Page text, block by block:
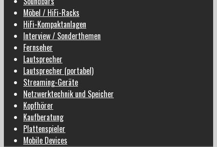
Möbel / HiFi-Racks
HiFi-Kompaktanlagen
Interview / Sonderthemen
Fernseher
Lautsprecher
Lautsprecher (portabel)
Streaming-Geräte
Netzwerktechnik und Speicher
Kopfhörer
Kaufberatung
Plattenspieler
Mobile Devices